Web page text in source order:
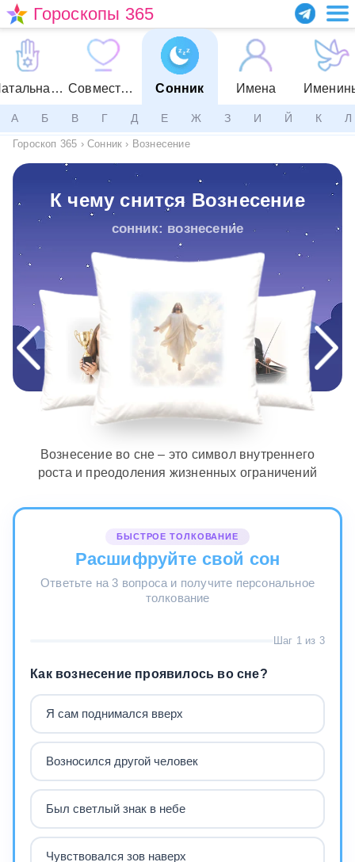
Гороскопы 365
Натальная карта Совместимость Сонник Имена
А Б В Г Д Е Ж З И Й К Л
Гороскоп 365 › Сонник › Вознесение
К чему снится Вознесение
сонник: вознесение
Вознесение во сне – это символ внутреннего
роста и преодоления жизненных ограничений
БЫСТРОЕ ТОЛКОВАНИЕ
Расшифруйте свой сон
Ответьте на 3 вопроса и получите персональное
толкование
Шаг 1 из 3
Как вознесение проявилось во сне?
Я сам поднимался вверх
Возносился другой человек
Был светлый знак в небе
Чувствовался зов наверх